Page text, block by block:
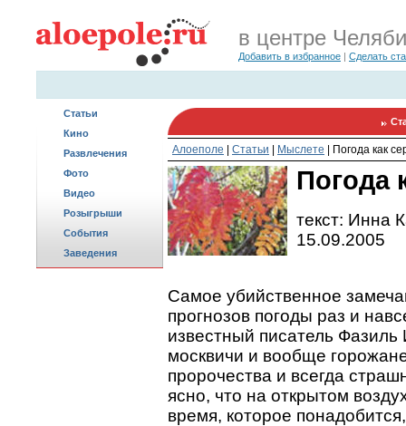
в центре
Добавить в избранное | Сделать
Статьи
Кино
Развлечения
Фото
Видео
Розыгрыши
События
Заведения
Алоеполе Статьи Мыслете Погода как
Погода
текст: Инна
15.09.2005
Самое убийственное
прогнозов погоды раз и
известный писатель Фазиль
москвичи и вообще
пророчества и всегда
ясно, что на открытом
время, которое